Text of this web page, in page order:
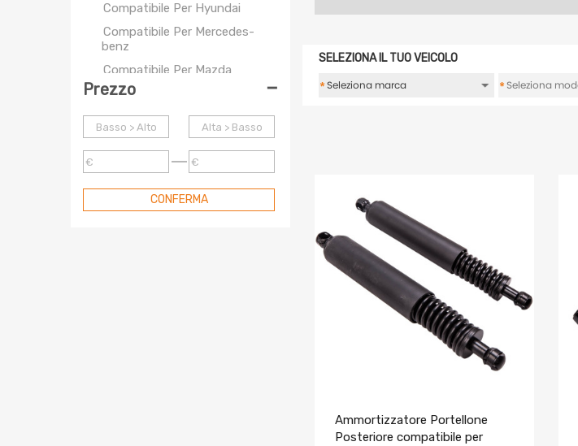
Compatibile Per Hyundai
Compatibile Per Mercedes-
benz
Compatibile Per Mazda
Compatibile Per Mitsubishi
Compatibile Per Nissan
Compatibile Per Opel
Compatibile Per Porsche
Compatibile Per Peugeot
Compatibile Per Renault
Prezzo -
Basso > Alto Alta > Basso
€ €
CONFERMA
SELEZIONA IL TUO VEICOLO
* *
Ammortizzatore Portellone
Posteriore compatibile per